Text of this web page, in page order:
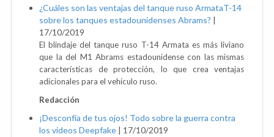
¿Cuáles son las ventajas del tanque ruso ArmataT-14
sobre los tanques estadounidenses Abrams? |
17/10/2019
El blindaje del tanque ruso T-14 Armata es más liviano
que la del M1 Abrams estadounidense con las mismas
características de protección, lo que crea ventajas
adicionales para el vehículo ruso.
Redacción
¡Desconfía de tus ojos! Todo sobre la guerra contra
los videos Deepfake | 17/10/2019